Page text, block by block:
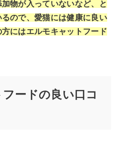
物が入っていないなど、と
ので、愛猫には健康に良い
にはエルモキャットフード
ードの良い口コ